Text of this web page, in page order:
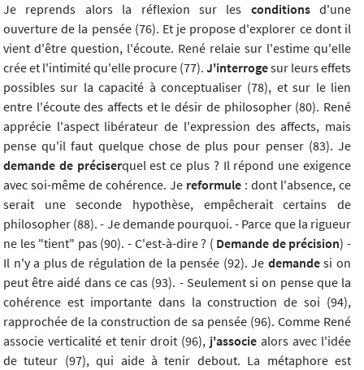
Je reprends alors la réflexion sur les conditions d'une
ouverture de la pensée (76). Et je propose d'explorer ce dont il
vient d'être question, l'écoute. René relaie sur l'estime qu'elle
crée et l'intimité qu'elle procure (77). J'interrogesur leurs effets
possibles sur la capacité à conceptualiser (78), et sur le lien
entre l'écoute des affects et le désir de philosopher (80). René
apprécie l'aspect libérateur de l'expression des affects, mais
pense qu'il faut quelque chose de plus pour penser (83). Je
demande de préciserquel est ce plus ? Il répond une exigence
avec soi-même de cohérence. Je reformule : dont l'absence, ce
serait une seconde hypothèse, empêcherait certains de
philosopher (88). - Je demande pourquoi. - Parce que la rigueur
ne les "tient" pas (90). - C'est-à-dire ? ( Demande de précision) -
Il n'y a plus de régulation de la pensée (92). Je demandesi on
peut être aidé dans ce cas (93). - Seulement si on pense que la
cohérence est importante dans la construction de soi (94),
rapprochée de la construction de sa pensée (96). Comme René
associe verticalité et tenir droit (96), j'associe alors avec l'idée
de tuteur (97), qui aide à tenir debout. La métaphore est